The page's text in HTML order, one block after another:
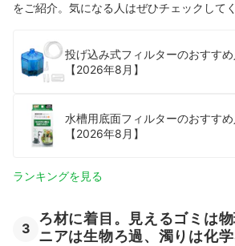
をご紹介。気になる人はぜひチェックしてく
投げ込み式フィルターのおすす
【2026年8月】
水槽用底面フィルターのおすす
【2026年8月】
ランキングを見る
3
ろ材に着目。見えるゴミは
ニアは生物ろ過、濁りは化